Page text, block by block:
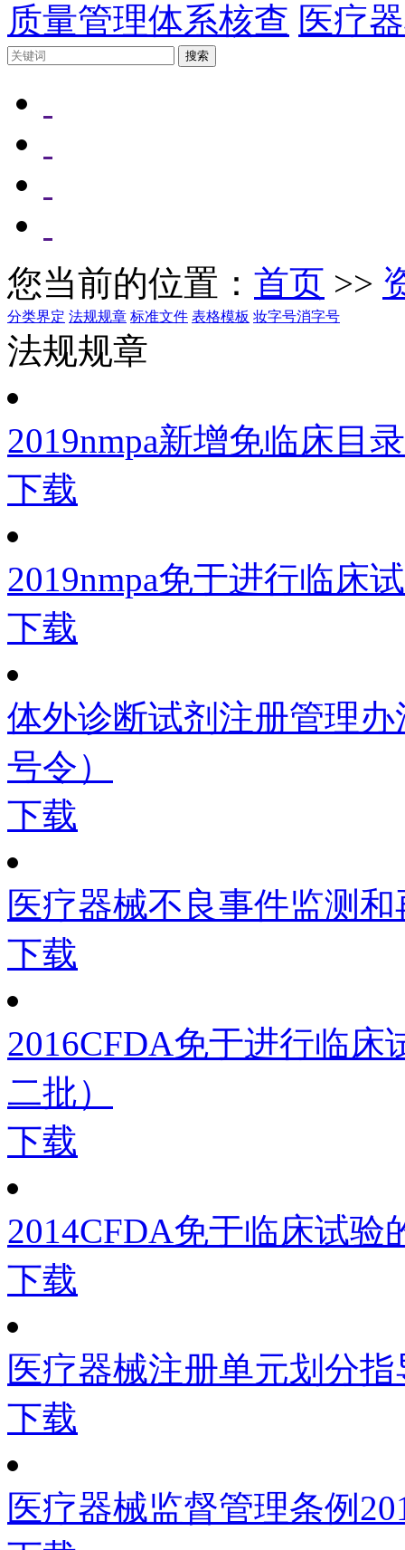
质量管理体系核查 医疗
您当前的位置： 首页 >>
分类界定 法规规章 标准文件 表格模板 妆字号消字号
法规规章
2019nmpa新增免临床目录
下载
2019nmpa免于进行临床
下载
体外诊断试剂注册管理
号令）
下载
医疗器械不良事件监测
下载
2016CFDA免于进行临
二批）
下载
2014CFDA免于临床试验
下载
医疗器械注册单元划分
下载
医疗器械监督管理条例